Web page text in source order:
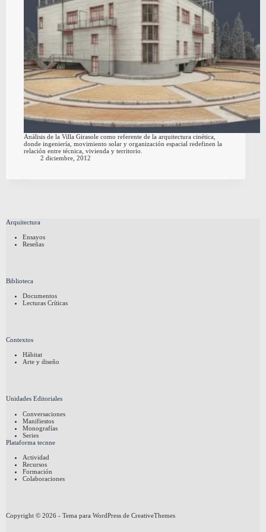
Análisis de la Villa Girasole como referente de la arquitectura cinética,
donde ingeniería, movimiento solar y organización espacial redefinen la
relación entre técnica, vivienda y territorio.
2 diciembre, 2012
Arquitectura
Ensayos
Reseñas
Biblioteca
Documentos
Lecturas Críticas
Contextos
Hábitat
Arte y diseño
Unidades Editoriales
Conversaciones
Manifiestos
Monografías
Series
Plataforma tecnne
Actividad
Recursos
Formación
Colaboraciones
Copyright © 2026 - Tema para WordPress de CreativeThemes